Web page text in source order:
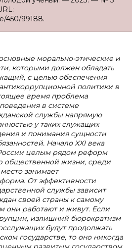
450/99188.
морально-этические и
которыми должен обладать
с целью обеспечения
политики в
время проблема
в системе
службы напрямую
у таких служащих
и понимания сущности
Начало XXI века
целым рядом реформ
общественной жизни, среди
занимает
От эффективности
службы зависит
своей страны к самому
они работают и живут. Если
излишний бюрократизм
будут продолжать
государстве, то оно никогда